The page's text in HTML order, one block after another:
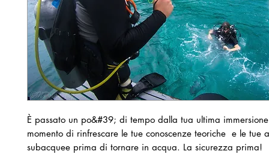
È passato un po&#39; di tempo dalla tua ultima
momento di rinfrescare le tue conoscenze teoriche e le tue
subacquee prima di tornare in acqua. La sicurezza prima!